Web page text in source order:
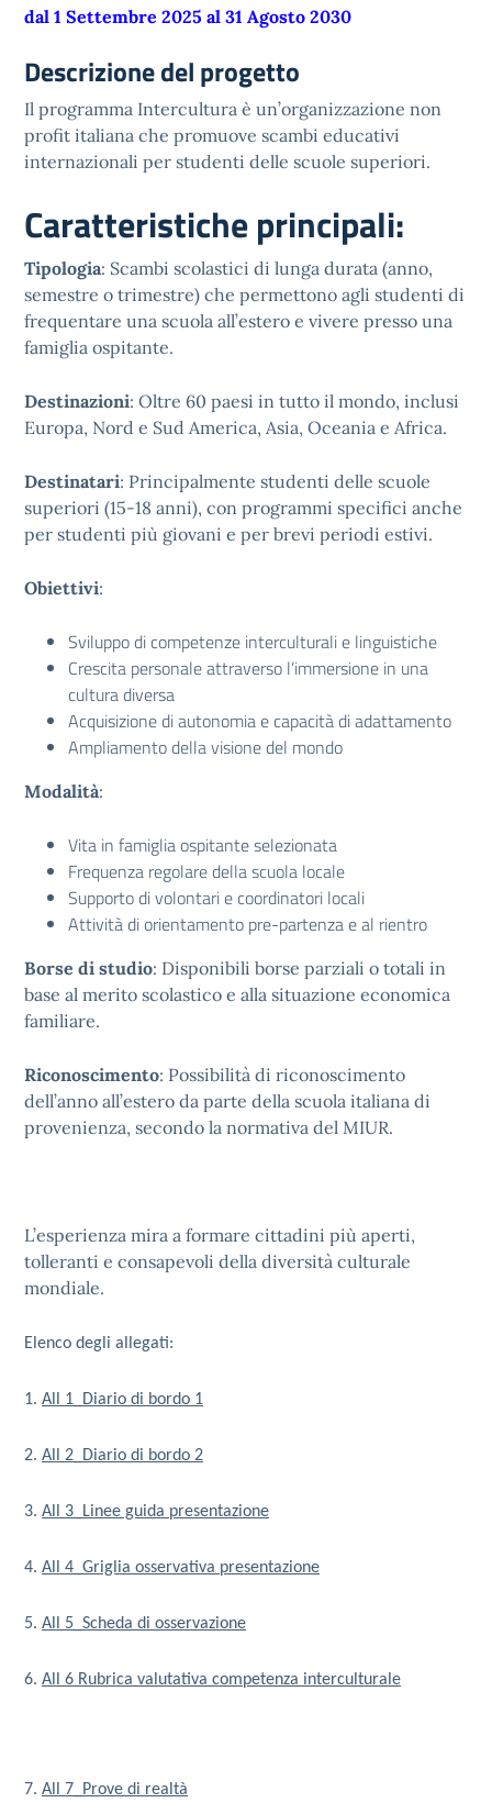
dal 1 Settembre 2025 al 31 Agosto 2030
Descrizione del progetto
Il programma Intercultura è un’organizzazione non
profit italiana che promuove scambi educativi
internazionali per studenti delle scuole superiori.
Caratteristiche principali:
Tipologia: Scambi scolastici di lunga durata (anno,
semestre o trimestre) che permettono agli studenti di
frequentare una scuola all’estero e vivere presso una
famiglia ospitante.
Destinazioni: Oltre 60 paesi in tutto il mondo, inclusi
Europa, Nord e Sud America, Asia, Oceania e Africa.
Destinatari: Principalmente studenti delle scuole
superiori (15-18 anni), con programmi specifici anche
per studenti più giovani e per brevi periodi estivi.
Obiettivi:
Sviluppo di competenze interculturali e linguistiche
Crescita personale attraverso l’immersione in una
cultura diversa
Acquisizione di autonomia e capacità di adattamento
Ampliamento della visione del mondo
Modalità:
Vita in famiglia ospitante selezionata
Frequenza regolare della scuola locale
Supporto di volontari e coordinatori locali
Attività di orientamento pre-partenza e al rientro
Borse di studio: Disponibili borse parziali o totali in
base al merito scolastico e alla situazione economica
familiare.
Riconoscimento: Possibilità di riconoscimento
dell’anno all’estero da parte della scuola italiana di
provenienza, secondo la normativa del MIUR.
L’esperienza mira a formare cittadini più aperti,
tolleranti e consapevoli della diversità culturale
mondiale.
Elenco degli allegati:
1. All 1_Diario di bordo 1
2. All 2_Diario di bordo 2
3. All 3_Linee guida presentazione
4. All 4_Griglia osservativa presentazione
5. All 5_Scheda di osservazione
6. All 6 Rubrica valutativa competenza interculturale
7. All 7_Prove di realtà